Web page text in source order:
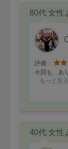
80代 女性
評価：
今回も、あ
もっと見る
40代 女性